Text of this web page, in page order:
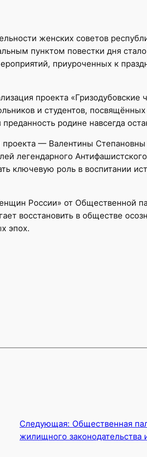
женских советов
пунктом повестки дня
приуроченных к
проекта «Гризодубовские
и студентов,
родине навсегда
— Валентины
легендарного
ключевую роль в воспитании
России» от Общественной
восстановить в обществе
эпох.
Следующая: Общественная
жилищного законодательства